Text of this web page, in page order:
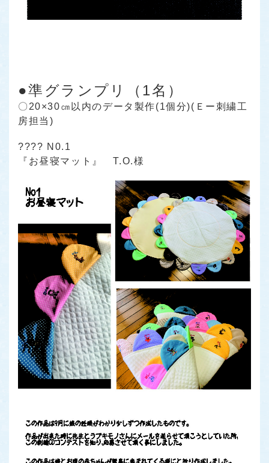
●準グランプリ（1名）
〇20×30㎝以内のデータ製作(1個分)(Ｅー刺繍工
房担当)
???? N0.1
『お昼寝マット』 T.O.様